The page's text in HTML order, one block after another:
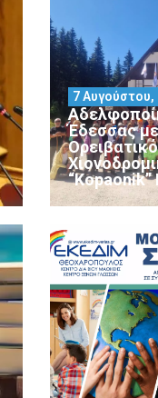
Έδεσσας
“Kopaonik”
7 Αυγούστου,